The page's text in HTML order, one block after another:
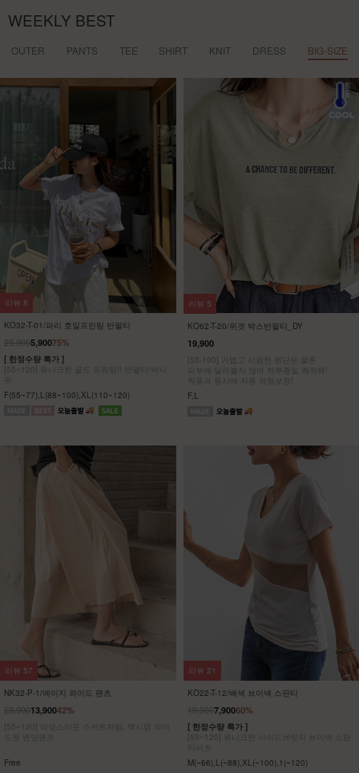
WEEKLY BEST
OUTER PANTS TEE SHIRT KNIT DRESS BIG-SIZE
KO32-T-01/파리 호일프린팅 반팔티
75%
23,9005,900
[ 한정수량 특가 ]
[55~120] 유니크한 골드 프린팅!! 반팔티/박시
F(55~77),L(88~100),XL(110~120)
리뷰 8
KO62-T-20/위겟 박스반팔티_DY
19,900
[55-100] 가볍고 시원한 원단은 물론
피부에 달라붙지 않아 하루종일 쾌적해!
착용과 동시에 자동 체형보정!
F,L
리뷰 5
NK32-P-1/에이지 와이드 팬츠
42%
23,90013,900
[55~120] 여성스러운 스커트처럼, 맥시멈 와이
Free
리뷰 57
KO22-T-12/배색 브이넥 스판티
60%
19,9007,900
[ 한정수량 특가 ]
[55~120] 유니크한 사이드브릿지 브이넥 스판
M(~66),L(~88),XL(~100),1(~120)
리뷰 21